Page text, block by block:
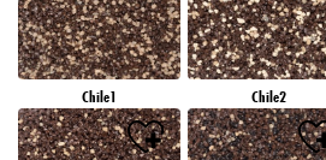
Chile1 Chile2